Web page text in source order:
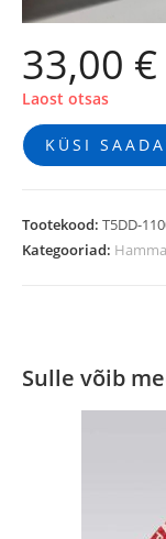
33,00 €
Laost otsas
KÜSI
Tootekood: T5DD-
Kategooriad:
Sulle võib